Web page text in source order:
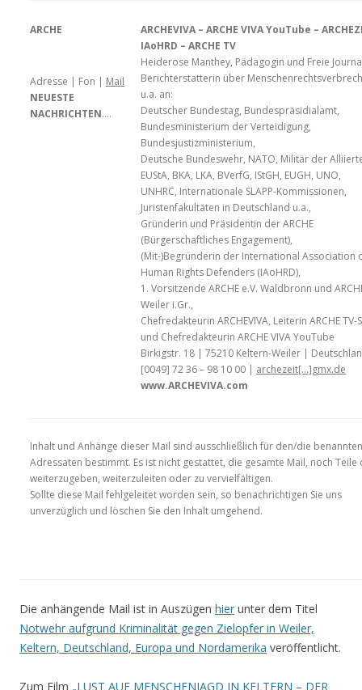
ARCHE
Adresse | Fon | Mail
NEUESTE
NACHRICHTEN….
ARCHEVIVA – ARCHE VIVA YouTube –
IAoHRD – ARCHE TV
Heiderose Manthey, Pädagogin und Freie
Berichterstatterin über
u.a. an:
Deutscher Bundestag, Bundespräsidialamt,
Bundesministerium der Verteidigung,
Bundesjustizministerium,
Deutsche Bundeswehr, NATO, Militär der
EUStA, BKA, LKA, BVerfG, IStGH, EUGH, UNO,
UNHRC, Internationale SLAPP-Kommissionen,
Juristenfakultäten in Deutschland u.a.,
Gründerin und Präsidentin der ARCHE
(Bürgerschaftliches Engagement),
(Mit-)Begründerin der International Association
Human Rights Defenders (IAoHRD),
1. Vorsitzende ARCHE e.V. Waldbronn und
Weiler i.Gr.,
Chefredakteurin ARCHEVIVA, Leiterin ARCHE TV-
und Chefredakteurin ARCHE VIVA YouTube
Birkigstr. 18 | 75210 Keltern-Weiler |
[0049] 72 36 – 98 10 00 | archezeit[…]gmx.de
www.ARCHEVIVA.com
Inhalt und Anhänge dieser Mail sind ausschließlich für den/die benannten
Adressaten bestimmt. Es ist nicht gestattet, die gesamte Mail, noch Teile
weiterzugeben, weiterzuleiten oder zu vervielfältigen.
Sollte diese Mail fehlgeleitet worden sein, so benachrichtigen Sie uns
unverzüglich und löschen Sie den Inhalt umgehend.
Die anhängende Mail ist in Auszügen hier unter dem Titel
Notwehr aufgrund Kriminalität gegen Zielopfer in Weiler,
Keltern, Deutschland, Europa und Nordamerika veröffentlicht.
Zum Film „LUST AUF MENSCHENJAGD IN KELTERN – DER